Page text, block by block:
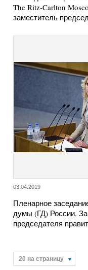
The Ritz-Carlton
заместитель
03.04.2019
Пленарное
думы (ГД) России.
председателя
20 на страницу